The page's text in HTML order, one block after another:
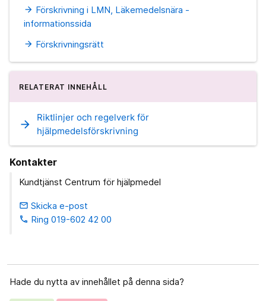
arrow_forward Förskrivning i LMN, Läkemedelsnära -
informationssida
arrow_forward Förskrivningsrätt
RELATERAT INNEHÅLL
arrow_forward
Riktlinjer och regelverk för
hjälpmedelsförskrivning
Kontakter
Kundtjänst Centrum för hjälpmedel
email Skicka e-post
phone Ring 019-602 42 00
Hade du nytta av innehållet på denna sida?